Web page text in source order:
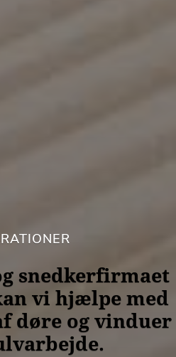
snedkerfirmaet
vi hjælpe med
døre og vinduer